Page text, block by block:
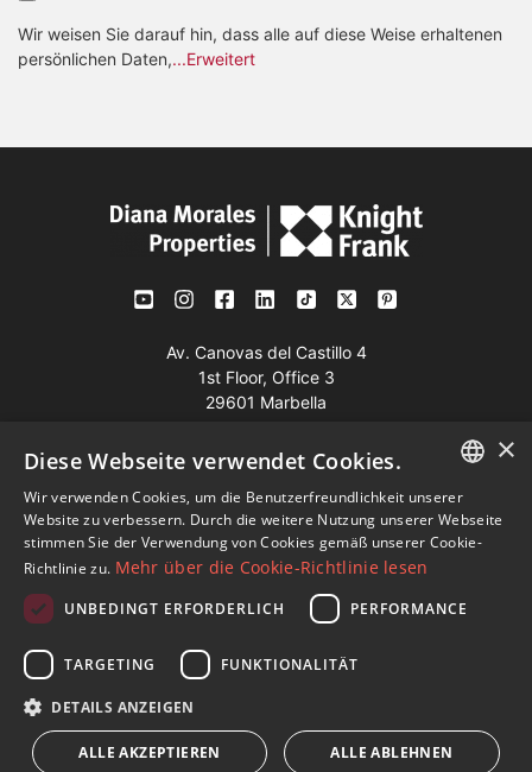
Wir weisen Sie darauf hin, dass alle auf diese Weise erhaltenen
persönlichen Daten,...Erweitert
Av. Canovas del Castillo 4
1st Floor, Office 3
29601 Marbella
Tel:+34 952 765 138
Mob:+34 601 636 766
Whatsapp:+34 952 765 138
info@dmproperties.com
© Copyright 1989 - 2026 Diana Morales Properties Knight
Frank ·Bedingungen für die Nutzung der Website· Webdesign
& SEO
Inmoba Networks
ENGLISH
SPANISH
×
Diese Webseite verwendet Cookies.
Wir verwenden Cookies, um die Benutzerfreundlichkeit unserer
Website zu verbessern. Durch die weitere Nutzung unserer Webseite
stimmen Sie der Verwendung von Cookies gemäß unserer Cookie-
Richtlinie zu. Mehr über die Cookie-Richtlinie lesen
UNBEDINGT ERFORDERLICH PERFORMANCE
TARGETING FUNKTIONALITÄT
DETAILS ANZEIGEN
ALLE AKZEPTIEREN ALLE ABLEHNEN